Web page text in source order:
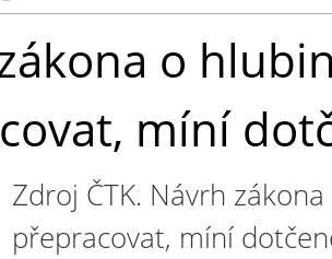
o
míní
Zdroj ČTK. Návrh
přepracovat, míní